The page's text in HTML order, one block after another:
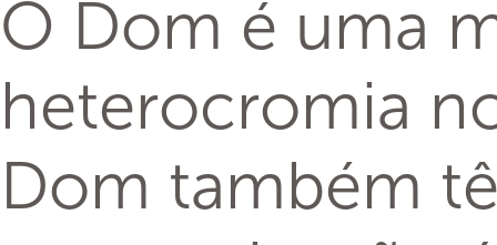
O Dom é uma
heterocromia
Dom também